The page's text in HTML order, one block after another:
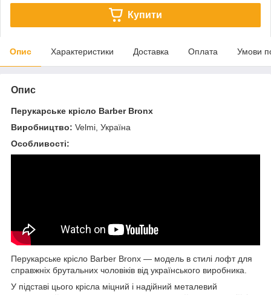
Купити
Опис Характеристики Доставка Оплата Умови
Опис
Перукарське крісло Barber Bronx
Виробництво: Velmi, Україна
Особливості:
Перукарське крісло Barber Bronx — модель в стилі лофт для
справжніх брутальних чоловіків від українського виробника.
У підставі цього крісла міцний і надійний металевий